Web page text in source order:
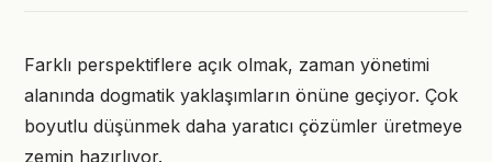
Farklı perspektiflere açık olmak, zaman yönetimi
alanında dogmatik yaklaşımların önüne geçiyor. Çok
boyutlu düşünmek daha yaratıcı çözümler üretmeye
zemin hazırlıyor.